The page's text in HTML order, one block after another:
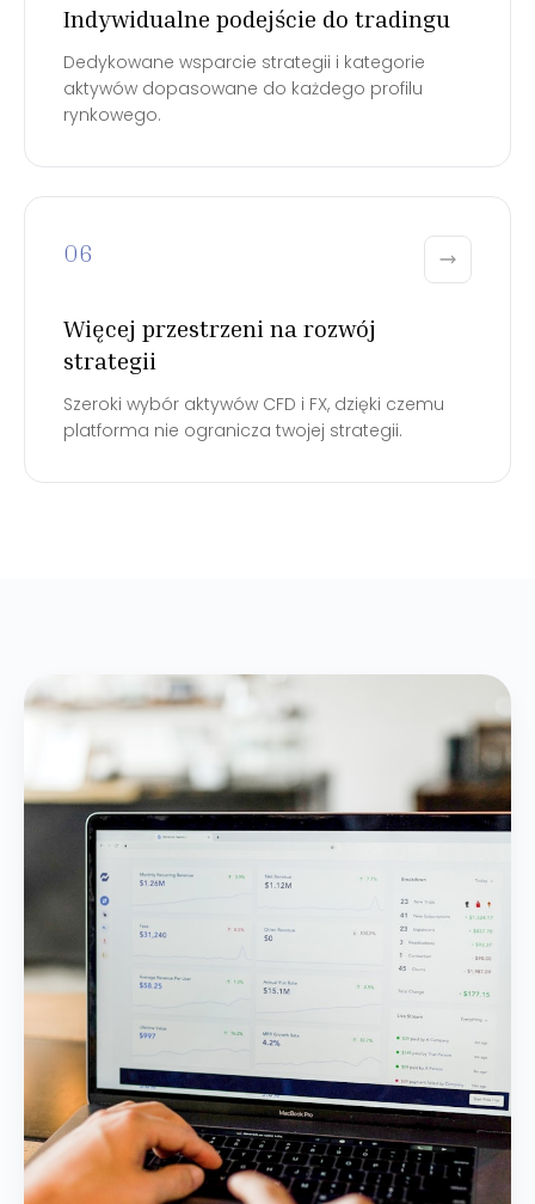
Indywidualne podejście do tradingu
Dedykowane wsparcie strategii i kategorie
aktywów dopasowane do każdego profilu
rynkowego.
06
Więcej przestrzeni na rozwój
strategii
Szeroki wybór aktywów CFD i FX, dzięki czemu
platforma nie ogranicza twojej strategii.